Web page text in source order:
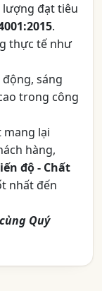
đạt tiêu
.
thực tế như
sáng
trong công
mang lại
hàng,
độ - Chất
nhất đến
Quý